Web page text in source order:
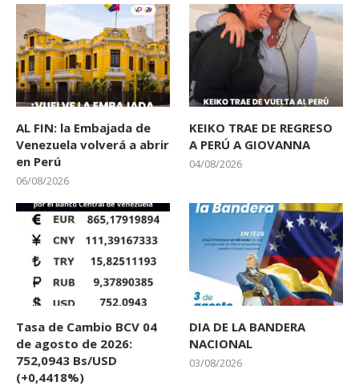
AL FIN: la Embajada de
Venezuela volverá a abrir
en Perú
06/08/2026
KEIKO TRAE DE REGRESO
A PERÚ A GIOVANNA
04/08/2026
Tasa de Cambio BCV 04
de agosto de 2026:
752,0943 Bs/USD
(+0,4418%)
DIA DE LA BANDERA
NACIONAL
03/08/2026